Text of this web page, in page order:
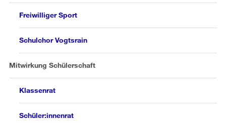
Freiwilliger Sport
Schulchor Vogtsrain
Mitwirkung Schülerschaft
Klassenrat
Schüler:innenrat